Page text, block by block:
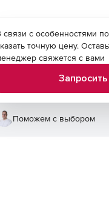
связи с особенностями
точную цену.
свяжется с вами
Поможем с выбором